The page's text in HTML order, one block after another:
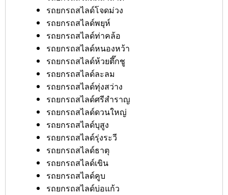
รถยกรถสไลด์โจดม่วง
รถยกรถสไลด์พยุห์
รถยกรถสไลด์ท่าคล้อ
รถยกรถสไลด์หนองหว้า
รถยกรถสไลด์ห้วยตึ๊กชู
รถยกรถสไลด์ละลม
รถยกรถสไลด์ทุ่งสว่าง
รถยกรถสไลด์ศรีสำราญ
รถยกรถสไลด์ดวนใหญ่
รถยกรถสไลด์บุสูง
รถยกรถสไลด์รุ่งระวี
รถยกรถสไลด์ธาตุ
รถยกรถสไลด์เขิน
รถยกรถสไลด์คูบ
รถยกรถสไลด์บ่อแก้ว